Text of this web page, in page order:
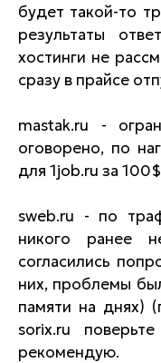
будет такой-то
результаты
хостинги не
сразу в прайсе
mastak.ru -
оговорено, по
для 1job.ru за
sweb.ru - по
никого ранее
согласились
них, проблемы
памяти на днях)
sorix.ru
рекомендую.